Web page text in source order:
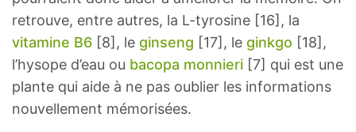
retrouve, entre autres, la L-tyrosine [16], la
vitamine B6 [8], le ginseng [17], le ginkgo [18],
l’hysope d’eau ou bacopa monnieri [7] qui est une
plante qui aide à ne pas oublier les informations
nouvellement mémorisées.